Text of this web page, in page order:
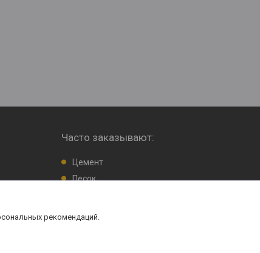
Часто заказывают:
Цемент
Песок
рекомендаций.